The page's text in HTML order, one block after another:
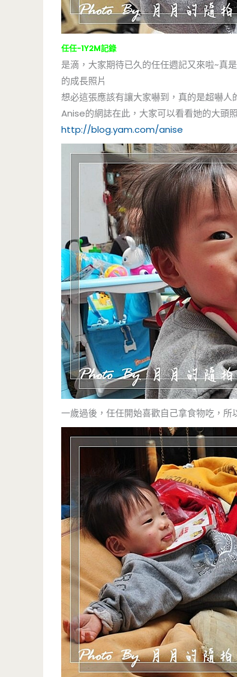
任任-1Y2M記錄
是滴，大家期待已久的任任週記又來啦~真
的成長照片
想必這張應該有讓大家嚇到，真的是超嚇
Anise的網誌在此，大家可以看看她的大頭
http://blog.yam.com/anise
一歲過後，任任開始喜歡自己拿食物吃，